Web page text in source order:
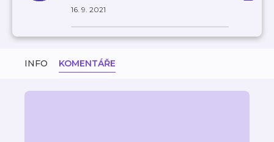
16. 9. 2021
INFO KOMENTÁŘE